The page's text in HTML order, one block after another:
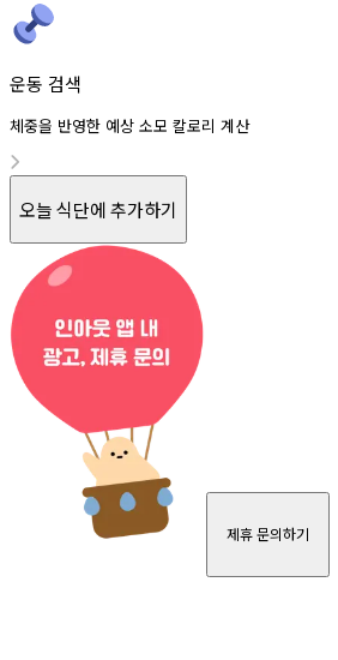
운동 검색
체중을 반영한 예상 소모 칼로리 계산
오늘 식단에 추가하기
제휴 문의하기